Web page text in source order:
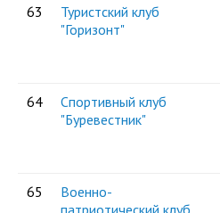
63
Туристский клуб
"Горизонт"
64
Спортивный клуб
"Буревестник"
65
Военно-